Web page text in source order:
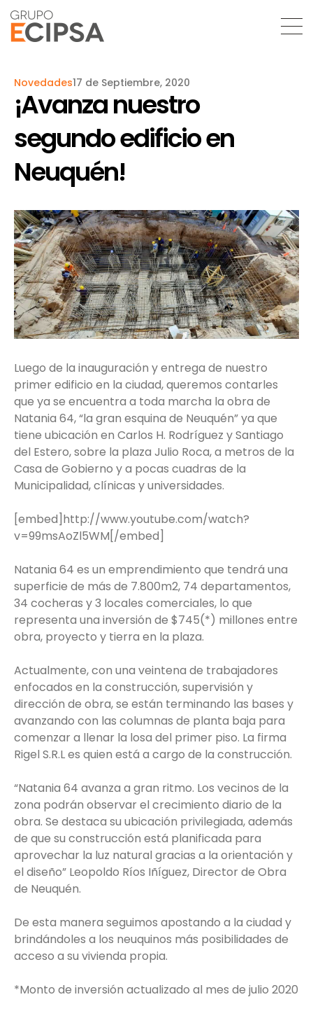
Novedades17 de Septiembre, 2020
¡Avanza nuestro
segundo edificio en
Neuquén!
Luego de la inauguración y entrega de nuestro
primer edificio en la ciudad, queremos contarles
que ya se encuentra a toda marcha la obra de
Natania 64, “la gran esquina de Neuquén” ya que
tiene ubicación en Carlos H. Rodríguez y Santiago
del Estero, sobre la plaza Julio Roca, a metros de la
Casa de Gobierno y a pocas cuadras de la
Municipalidad, clínicas y universidades.
[embed]http://www.youtube.com/watch?
v=99msAoZl5WM[/embed]
Natania 64 es un emprendimiento que tendrá una
superficie de más de 7.800m2, 74 departamentos,
34 cocheras y 3 locales comerciales, lo que
representa una inversión de $745(*) millones entre
obra, proyecto y tierra en la plaza.
Actualmente, con una veintena de trabajadores
enfocados en la construcción, supervisión y
dirección de obra, se están terminando las bases y
avanzando con las columnas de planta baja para
comenzar a llenar la losa del primer piso. La firma
Rigel S.R.L es quien está a cargo de la construcción.
“Natania 64 avanza a gran ritmo. Los vecinos de la
zona podrán observar el crecimiento diario de la
obra. Se destaca su ubicación privilegiada, además
de que su construcción está planificada para
aprovechar la luz natural gracias a la orientación y
el diseño” Leopoldo Ríos Iñíguez, Director de Obra
de Neuquén.
De esta manera seguimos apostando a la ciudad y
brindándoles a los neuquinos más posibilidades de
acceso a su vivienda propia.
*Monto de inversión actualizado al mes de julio 2020